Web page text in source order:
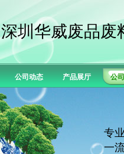
深圳华威废品废
公司动态 产品展厅 公
专
一